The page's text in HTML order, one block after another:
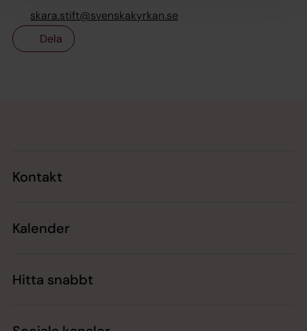
skara.stift@svenskakyrkan.se
Dela
Kontakt
Kalender
Hitta snabbt